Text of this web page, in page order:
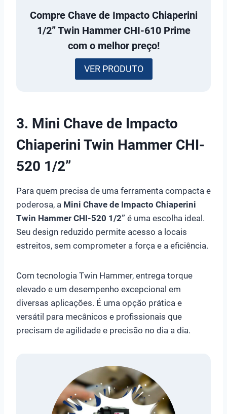
Compre Chave de Impacto Chiaperini
1/2” Twin Hammer CHI-610 Prime
com o melhor preço!
VER PRODUTO
3. Mini Chave de Impacto
Chiaperini Twin Hammer CHI-
520 1/2”
Para quem precisa de uma ferramenta compacta e
poderosa, a Mini Chave de Impacto Chiaperini
Twin Hammer CHI-520 1/2” é uma escolha ideal.
Seu design reduzido permite acesso a locais
estreitos, sem comprometer a força e a eficiência.
Com tecnologia Twin Hammer, entrega torque
elevado e um desempenho excepcional em
diversas aplicações. É uma opção prática e
versátil para mecânicos e profissionais que
precisam de agilidade e precisão no dia a dia.